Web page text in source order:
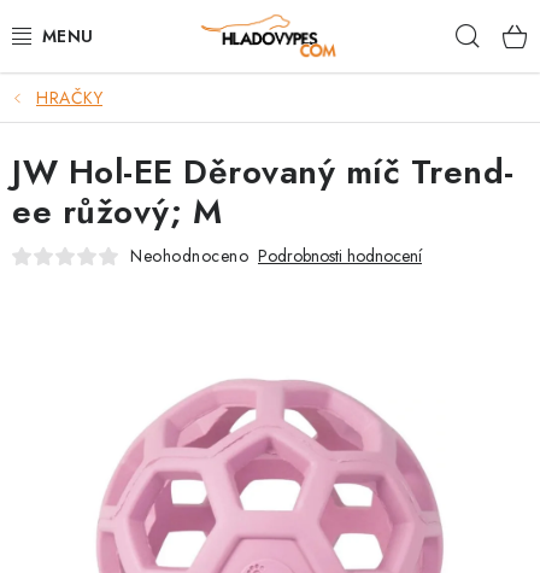
na
POTŘEBY PRO PSY
TAMI PŘEPRAVNÍ BOXY
SPORT SE PSEM
VĚRNOSTNÍ PROGRAM
HRAČKY
JW Hol-EE Děrovaný míč Trend-
ee růžový; M
Neohodnoceno Podrobnosti hodnocení